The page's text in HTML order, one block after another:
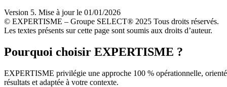
Version 5. Mise à jour le 01/01/2026
© EXPERTISME – Groupe SELECT® 2025 Tous droits réservés.
Les textes présents sur cette page sont soumis aux droits d’auteur.
Pourquoi choisir EXPERTISME ?
EXPERTISME privilégie une approche 100 % opérationnelle,
résultats et adaptée à votre contexte.